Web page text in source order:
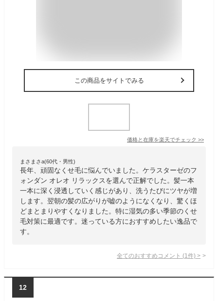
この商品をサイトでみる
価格と在庫を楽天でチェック >>
まさまさa(60代・男性)
長年、頑固なくせ毛に悩んでいました。ケラスターゼのフ
ォンダン オレオ リラックスを選んで正解でした。髪一本
一本に深く浸透していく感じがあり、洗うたびにツヤが増
します。翌朝の髪の広がりが嘘のようになくなり、驚くほ
どまとまりやすくなりました。特に湿気の多い季節のくせ
毛対策に最適です。迷っている方におすすめしたい逸品で
す。
全てのおすすめコメント (1 件) >
12